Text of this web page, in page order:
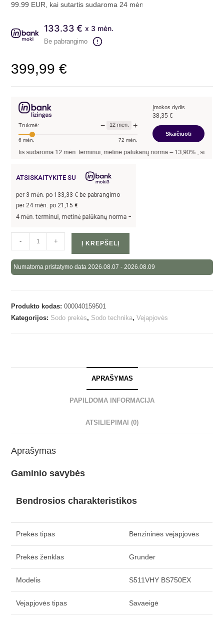
kai sutartis sudaroma 24 mėn. terminui, metinė palūkanų
133.33 € x 3 mėn.
Be pabrangimo
399,99€
Trukmė: − 12mėn. +
6 mėn. 72 mėn.
Įmokos dydis
38,35 €
Skaičiuoti
sudaroma12mėn. terminui, metinė palūkanų norma –13,90% , sutarties
ATSISKAITYKITE SU
per 3 mėn. po 133,33 € be pabrangimo
per 24 mėn. po 21,15 €
terminui, metinė palūkanų norma –13,9%, sutarties sudarymo mokestis -
- + Į KREPŠELĮ
Numatoma pristatymo data 2026.08.07 - 2026.08.09
Produkto kodas:000040159501
Kategorijos: Sodo prekės, Sodo technika,Vejapjovės
APRAŠYMAS
PAPILDOMA INFORMACIJA
ATSILIEPIMAI (0)
Aprašymas
Gaminio savybės
Bendrosios charakteristikos
Prekės tipas Benzininės vejapjovės
Prekės ženklas Grunder
Modelis S511VHY BS750EX
Vejapjovės tipas Savaeigė